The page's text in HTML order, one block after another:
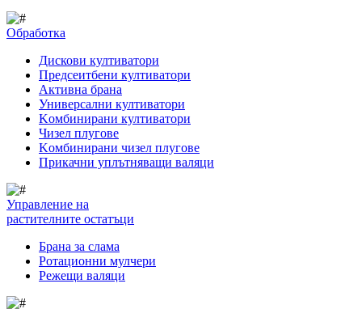
Обработка
Дискови култиватори
Предсеитбени култиватори
Активна брана
Универсални култиватори
Kомбинирани култиватори
Чизел плугове
Kомбинирани чизел плугове
Прикачни уплътняващи валяци
Управление на
растителните остатъци
Брана за слама
Pотационни мулчери
Режещи валяци